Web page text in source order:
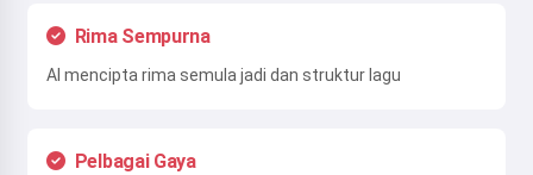
Rima Sempurna
AI mencipta rima semula jadi dan struktur lagu
Pelbagai Gaya